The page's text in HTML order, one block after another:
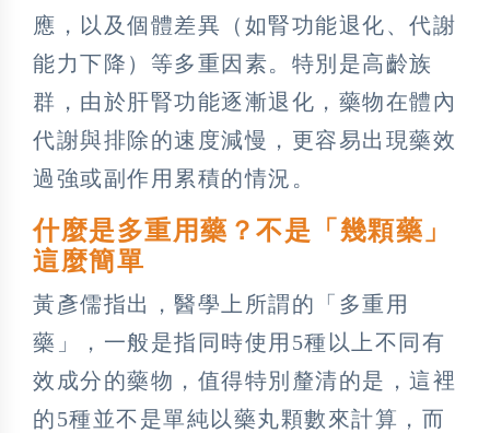
應，以及個體差異（如腎功能退化、代謝
能力下降）等多重因素。特別是高齡族
群，由於肝腎功能逐漸退化，藥物在體內
代謝與排除的速度減慢，更容易出現藥效
過強或副作用累積的情況。
什麼是多重用藥？不是「幾顆藥」
這麼簡單
黃彥儒指出，醫學上所謂的「多重用
藥」，一般是指同時使用5種以上不同有
效成分的藥物，值得特別釐清的是，這裡
的5種並不是單純以藥丸顆數來計算，而